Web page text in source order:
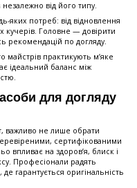
від його типу.
яких потреб: від відновлення
кучерів. Головне — довірити
рекомендацій по догляду.
майстрів практикують м’яке
ідеальний баланс між
для догляду
важливо не лише обрати
сертифікованими
впливає на здоров’я, блиск і
Професіонали радять
гарантується оригінальність